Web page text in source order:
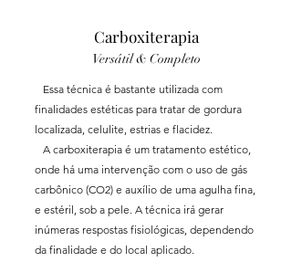
Carboxiterapia
Versátil & Completo
Essa técnica é bastante utilizada com
finalidades estéticas para tratar de gordura
localizada, celulite, estrias e flacidez.
A carboxiterapia é um tratamento estético,
onde há uma intervenção com o uso de gás
carbônico (CO2) e auxílio de uma agulha fina,
e estéril, sob a pele. A técnica irá gerar
inúmeras respostas fisiológicas, dependendo
da finalidade e do local aplicado.